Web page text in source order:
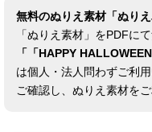
無料のぬりえ素材「ぬりえ
「ぬりえ素材」をPDFに
「「HAPPY
は個人・法人問わずご利
ご確認し、ぬりえ素材をご